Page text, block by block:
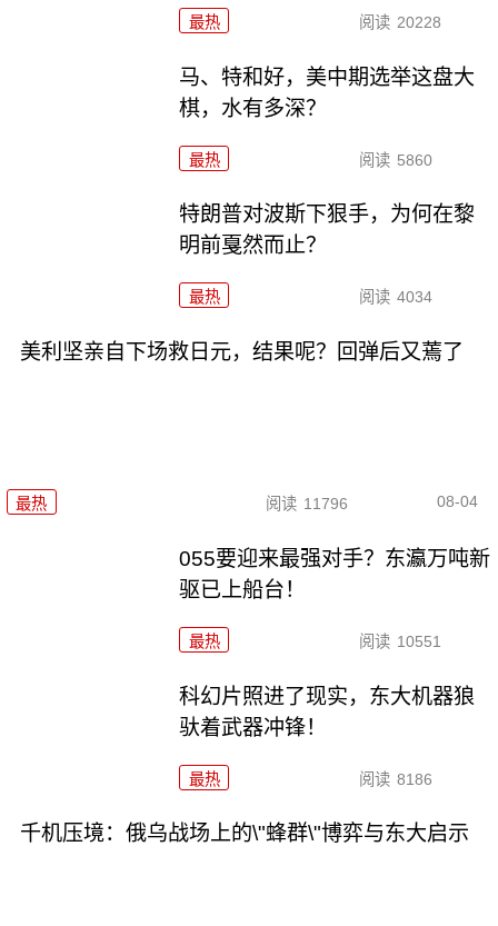
最热 阅读 20228
马、特和好，美中期选举这盘大
棋，水有多深？
最热 阅读 5860
特朗普对波斯下狠手，为何在黎
明前戛然而止？
最热 阅读 4034
美利坚亲自下场救日元，结果呢？回弹后又蔫了
最热 阅读 11796 08-04
055要迎来最强对手？东瀛万吨新
驱已上船台！
最热 阅读 10551
科幻片照进了现实，东大机器狼
驮着武器冲锋！
最热 阅读 8186
千机压境：俄乌战场上的\"蜂群\"博弈与东大启示